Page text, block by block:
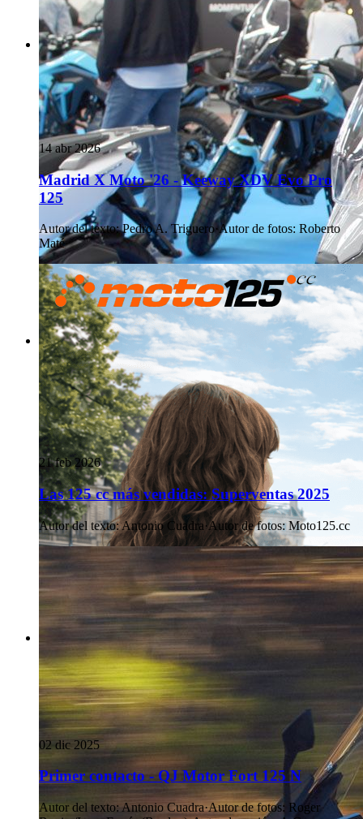
14 abr 2026
Madrid X Moto '26 - Keeway XDV Evo Pro
125
Autor del texto: Pedro A. Triguero·Autor de fotos: Roberto
Maté
21 feb 2026
Las 125 cc más vendidas: Superventas 2025
Autor del texto:Antonio Cuadra·Autor de fotos: Moto125.cc
02 dic 2025
Primer contacto - QJ Motor Fort 125 N
Autor del texto:Antonio Cuadra·Autor de fotos: Roger